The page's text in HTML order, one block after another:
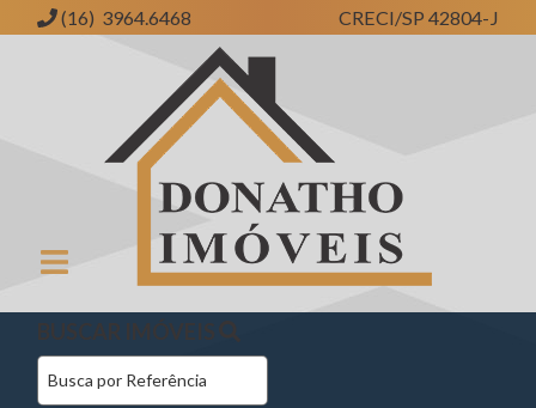
(16) 3964.6468 CRECI/SP 42804-J